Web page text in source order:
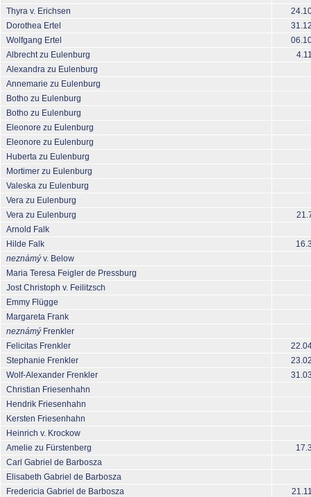
Thyra v. Erichsen
Dorothea Ertel
Wolfgang Ertel
Albrecht zu Eulenburg
Alexandra zu Eulenburg
Annemarie zu Eulenburg
Botho zu Eulenburg
Botho zu Eulenburg
Eleonore zu Eulenburg
Eleonore zu Eulenburg
Huberta zu Eulenburg
Mortimer zu Eulenburg
Valeska zu Eulenburg
Vera zu Eulenburg
Vera zu Eulenburg
Arnold Falk
Hilde Falk
neznámýv. Below
Maria Teresa Feigler de Pressburg
Jost Christoph v. Feilitzsch
Emmy Flügge
Margareta Frank
neznámýFrenkler
Felicitas Frenkler
Stephanie Frenkler
Wolf-Alexander Frenkler
Christian Friesenhahn
Hendrik Friesenhahn
Kersten Friesenhahn
Heinrich v. Krockow
Amelie zu Fürstenberg
Carl Gabriel de Barbosza
Elisabeth Gabriel de Barbosza
Fredericia Gabriel de Barbosza